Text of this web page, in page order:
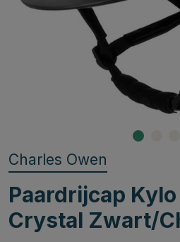
Charles Owen
Paardrijcap
Crystal Zwart/